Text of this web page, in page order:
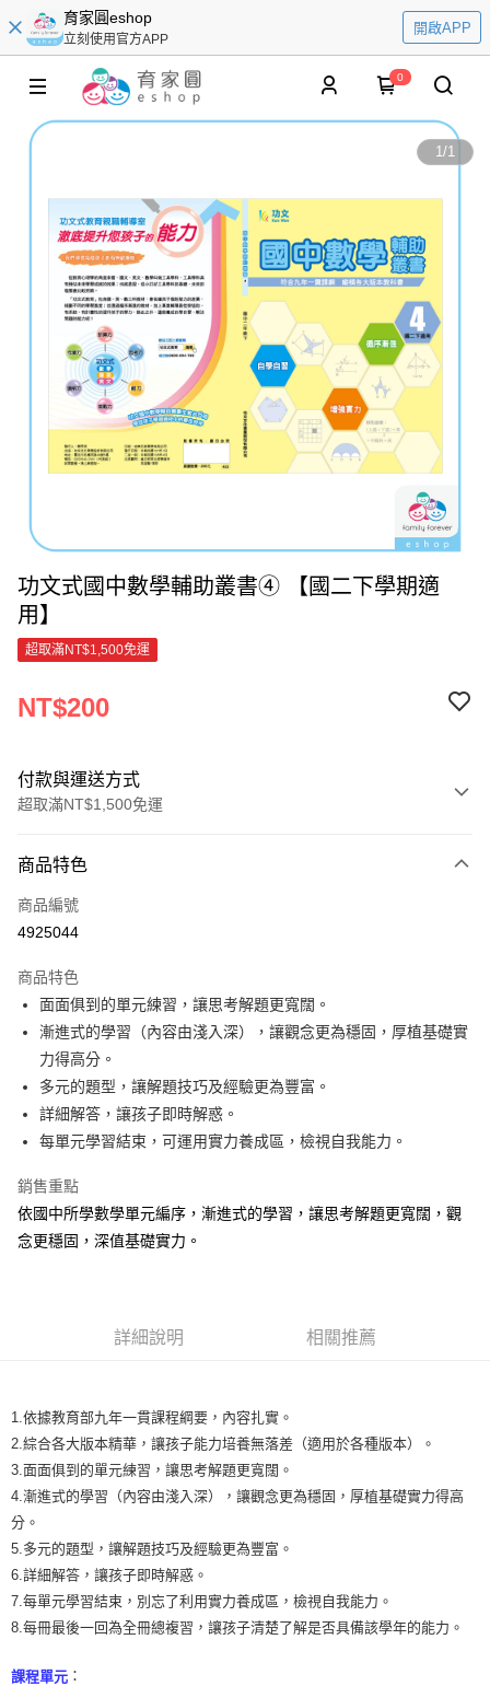
育家圓eshop
立刻使用官方APP
開啟APP
0
1/1
功文式國中數學輔助叢書④ 【國二下學期適
用】
超取滿NT$1,500免運
NT$200
付款與運送方式
超取滿NT$1,500免運
信用卡一次付款
超商取貨付款
Apple Pay
街口支付
悠遊付
Google Pay
運送方式
全家取貨付款
每筆NT$60，滿NT$1,500(含以上)免運費
每筆NT$100，滿NT$1,500(含以上)免運費
離島需選此配送方式
每筆NT$300，滿NT$1,500(含以上)免運費
商品特色
商品編號
4925044
商品特色
面面俱到的單元練習，讓思考解題更寬闊。
漸進式的學習（內容由淺入深），讓觀念更為穩固，厚植基礎實
力得高分。
多元的題型，讓解題技巧及經驗更為豐富。
詳細解答，讓孩子即時解惑。
每單元學習結束，可運用實力養成區，檢視自我能力。
銷售重點
依國中所學數學單元編序，漸進式的學習，讓思考解題更寬闊，觀
念更穩固，深值基礎實力。
詳細說明 相關推薦
1.依據教育部九年一貫課程綱要，內容扎實。
2.綜合各大版本精華，讓孩子能力培養無落差（適用於各種版本）。
3.面面俱到的單元練習，讓思考解題更寬闊。
4.漸進式的學習（內容由淺入深），讓觀念更為穩固，厚植基礎實力得高
分。
5.多元的題型，讓解題技巧及經驗更為豐富。
6.詳細解答，讓孩子即時解惑。
7.每單元學習結束，別忘了利用實力養成區，檢視自我能力。
8.每冊最後一回為全冊總複習，讓孩子清楚了解是否具備該學年的能力。
課程單元 ：